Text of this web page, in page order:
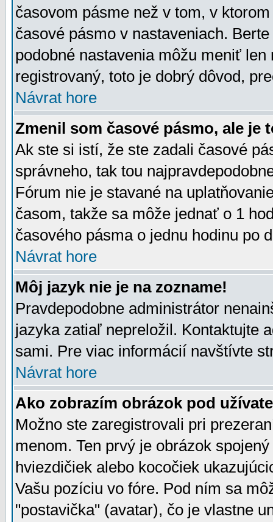
časovom pásme než v tom, v
časové pásmo v nastaveniach.
podobné nastavenia môžu meniť
registrovaný, toto je dobrý dôvod,
Návrat hore
Zmenil som časové pásmo, ale je
Ak ste si istí, že ste zadali časové
správneho, tak tou
Fórum nie je stavané na
časom, takže sa môže jednať o 1
časového pásma o jednu hodinu po
Návrat hore
Môj jazyk nie je na zozname!
Pravdepodobne administrátor
jazyka zatiaľ nepreložil. Kontaktujte
sami. Pre viac informácií navštívte
Návrat hore
Ako zobrazím obrázok pod
Možno ste zaregistrovali pri
menom. Ten prvý je obrázok
hviezdičiek alebo kocočiek
Vašu pozíciu vo fóre. Pod ním sa
"postavička" (avatar), čo je vlastne